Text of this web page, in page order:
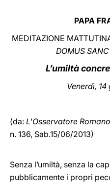
PAPA
MEDITAZIONE
DOMUS
L’umiltà
Venerdì,
(da: L'Osservatore Romano
n. 136, Sab.15/06/2013)
Senza l’umiltà, senza la
pubblicamente i propri